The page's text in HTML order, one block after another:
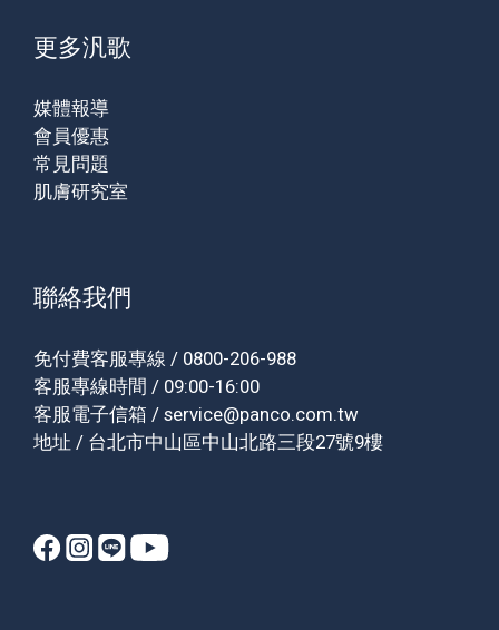
更多汎歌
媒體報導
會員優惠
常見問題
肌膚研究室
聯絡我們
免付費客服專線 / 0800-206-988
客服專線時間 / 09:00-16:00
客服電子信箱 / service@panco.com.tw
地址 / 台北市中山區中山北路三段27號9樓